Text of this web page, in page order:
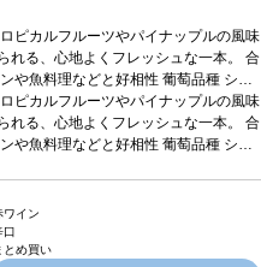
ピカルフルーツやパイナップルの風味
れる、心地よくフレッシュな一本。 合
や魚料理などと好相性 葡萄品種 シャ
庫があり価格が同様の場合は自動的
ください。
ピカルフルーツやパイナップルの風味
れる、心地よくフレッシュな一本。 合
や魚料理などと好相性 葡萄品種 シャ
ワイン
口
とめ買い